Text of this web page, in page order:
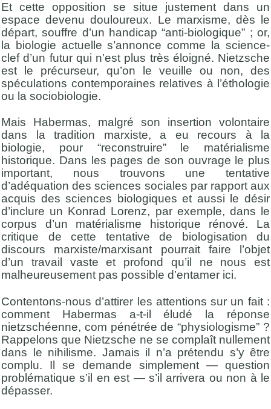
Et cette opposition se situe justement dans un
espace devenu douloureux. Le marxisme, dès le
départ, souffre d’un handicap “anti-biologique” ; or,
la biologie actuelle s’annonce comme la science-
clef d’un futur qui n’est plus très éloigné. Nietzsche
est le précurseur, qu’on le veuille ou non, des
spéculations contemporaines relatives à l’éthologie
ou la sociobiologie.
Mais Habermas, malgré son insertion volontaire
dans la tradition marxiste, a eu recours à la
biologie, pour “reconstruire” le matérialisme
historique. Dans les pages de son ouvrage le plus
important, nous trouvons une tentative
d’adéquation des sciences sociales par rapport aux
acquis des sciences biologiques et aussi le désir
d’inclure un Konrad Lorenz, par exemple, dans le
corpus d’un matérialisme historique rénové. La
critique de cette tentative de biologisation du
discours marxiste/marxisant pourrait faire l’objet
d’un travail vaste et profond qu’il ne nous est
malheureusement pas possible d’entamer ici.
Contentons-nous d’attirer les attentions sur un fait :
comment Habermas a-t-il éludé la réponse
nietzschéenne, com pénétrée de “physiologisme” ?
Rappelons que Nietzsche ne se complaît nullement
dans le nihilisme. Jamais il n’a prétendu s’y être
complu. Il se demande simplement — question
problématique s’il en est — s’il arrivera ou non à le
dépasser.